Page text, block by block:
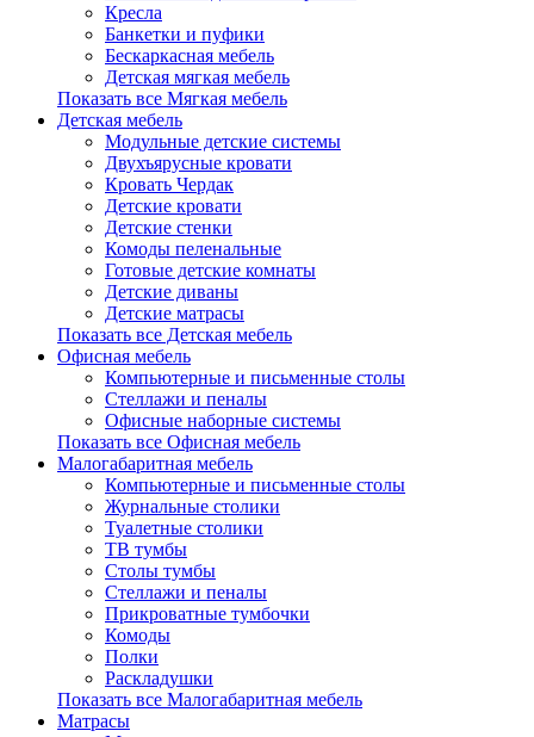
Кресла
Банкетки и пуфики
Бескаркасная мебель
Детская мягкая мебель
Показать все Мягкая мебель
Детская мебель
Модульные детские системы
Двухъярусные кровати
Кровать Чердак
Детские кровати
Детские стенки
Комоды пеленальные
Готовые детские комнаты
Детские диваны
Детские матрасы
Показать все Детская мебель
Офисная мебель
Компьютерные и письменные столы
Стеллажи и пеналы
Офисные наборные системы
Показать все Офисная мебель
Малогабаритная мебель
Компьютерные и письменные столы
Журнальные столики
Туалетные столики
ТВ тумбы
Столы тумбы
Стеллажи и пеналы
Прикроватные тумбочки
Комоды
Полки
Раскладушки
Показать все Малогабаритная мебель
Матрасы